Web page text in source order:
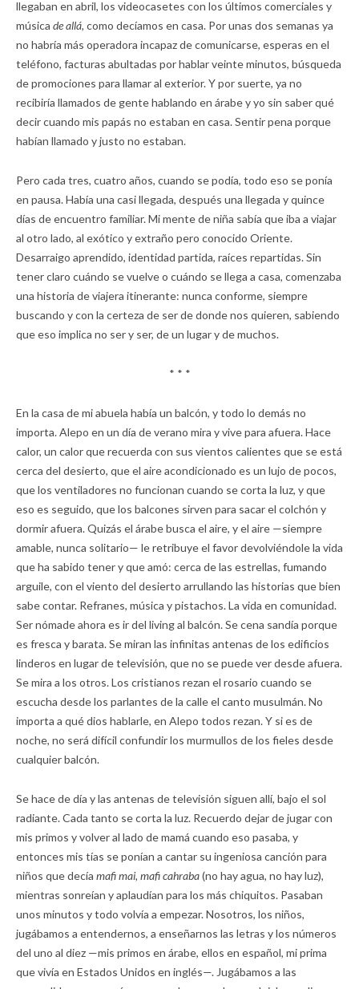
llegaban en abril, los videocasetes con los últimos comerciales y
música de allá, como decíamos en casa. Por unas dos semanas ya
no habría más operadora incapaz de comunicarse, esperas en el
teléfono, facturas abultadas por hablar veinte minutos, búsqueda
de promociones para llamar al exterior. Y por suerte, ya no
recibiría llamados de gente hablando en árabe y yo sin saber qué
decir cuando mis papás no estaban en casa. Sentir pena porque
habían llamado y justo no estaban.
Pero cada tres, cuatro años, cuando se podía, todo eso se ponía
en pausa. Había una casi llegada, después una llegada y quince
días de encuentro familiar. Mi mente de niña sabía que iba a viajar
al otro lado, al exótico y extraño pero conocido Oriente.
Desarraigo aprendido, identidad partida, raíces repartidas. Sin
tener claro cuándo se vuelve o cuándo se llega a casa, comenzaba
una historia de viajera itinerante: nunca conforme, siempre
buscando y con la certeza de ser de donde nos quieren, sabiendo
que eso implica no ser y ser, de un lugar y de muchos.
* * *
En la casa de mi abuela había un balcón, y todo lo demás no
importa. Alepo en un día de verano mira y vive para afuera. Hace
calor, un calor que recuerda con sus vientos calientes que se está
cerca del desierto, que el aire acondicionado es un lujo de pocos,
que los ventiladores no funcionan cuando se corta la luz, y que
eso es seguido, que los balcones sirven para sacar el colchón y
dormir afuera. Quizás el árabe busca el aire, y el aire —siempre
amable, nunca solitario— le retribuye el favor devolviéndole la vida
que ha sabido tener y que amó: cerca de las estrellas, fumando
arguile, con el viento del desierto arrullando las historias que bien
sabe contar. Refranes, música y pistachos. La vida en comunidad.
Ser nómade ahora es ir del living al balcón. Se cena sandía porque
es fresca y barata. Se miran las infinitas antenas de los edificios
linderos en lugar de televisión, que no se puede ver desde afuera.
Se mira a los otros. Los cristianos rezan el rosario cuando se
escucha desde los parlantes de la calle el canto musulmán. No
importa a qué dios hablarle, en Alepo todos rezan. Y si es de
noche, no será difícil confundir los murmullos de los fieles desde
cualquier balcón.
Se hace de día y las antenas de televisión siguen allí, bajo el sol
radiante. Cada tanto se corta la luz. Recuerdo dejar de jugar con
mis primos y volver al lado de mamá cuando eso pasaba, y
entonces mis tías se ponían a cantar su ingeniosa canción para
niños que decía mafi mai, mafi cahraba(no hay agua, no hay luz),
mientras sonreían y aplaudían para los más chiquitos. Pasaban
unos minutos y todo volvía a empezar. Nosotros, los niños,
jugábamos a entendernos, a enseñarnos las letras y los números
del uno al diez —mis primos en árabe, ellos en español, mi prima
que vivía en Estados Unidos en inglés—. Jugábamos a las